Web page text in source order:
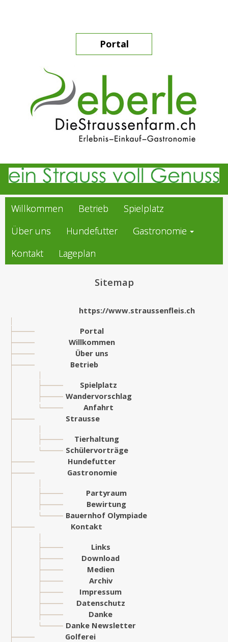
Portal
Willkommen Betrieb
Spielplatz
Über uns
Hundefutter
Gastronomie
Kontakt
Lageplan
Sitemap
https://www.straussenfleis.ch
Portal
Willkommen
Über uns
Betrieb
Spielplatz
Wandervorschlag
Anfahrt
Strausse
Tierhaltung
Schülervorträge
Hundefutter
Gastronomie
Partyraum
Bewirtung
Bauernhof Olympiade
Kontakt
Links
Download
Medien
Archiv
Impressum
Datenschutz
Danke
Danke Newsletter
Golferei